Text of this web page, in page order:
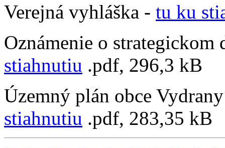
Verejná vyhláška - tu ku
Oznámenie o
stiahnutiu .pdf, 296,3 kB
Územný plán obce
stiahnutiu .pdf, 283,35 kB